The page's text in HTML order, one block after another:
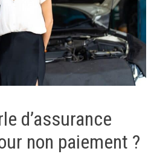
d’assurance
non paiement ?